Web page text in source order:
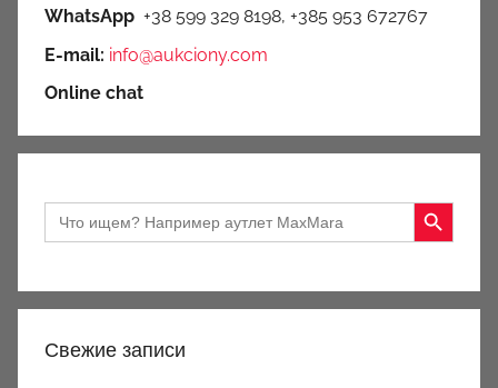
WhatsApp +38 599 329 8198, +385 953 672767
E-mail: info@aukciony.com
Online chat
Search
for:
Search Button
Свежие записи